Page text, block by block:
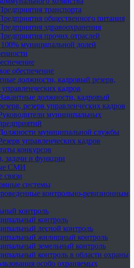
транспорта
общественного питания
здравоохранения
прочих отраслей
муниципальной долей
обеспечение
должности, кадровый резерв,
управленческих кадров
должности, кадровый
резерв управленческих кадров
муниципальных
муниципальной службы
управленческих кадров
конкурсов
задачи и функции
СМИ
связи
системы
контрольно-ревизионным
контроль
контроль
лесной контроль
жилищный контроль
земельный контроль
контроль в области охраны
особо охраняемых